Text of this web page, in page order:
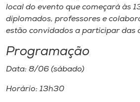
Selecione
o idioma
A-
local do evento que começará às
diplomados, professores e
estão convidados a participar das
Programação
Data: 8/06 (sábado)
Horário: 13h30